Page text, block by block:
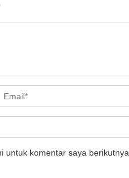
komentar saya berikutnya.